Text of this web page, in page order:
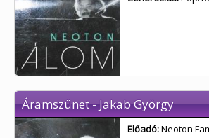
Áramszünet - Jakab György
Előadó:Neoton